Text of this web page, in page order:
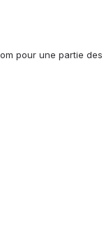
pour une partie des